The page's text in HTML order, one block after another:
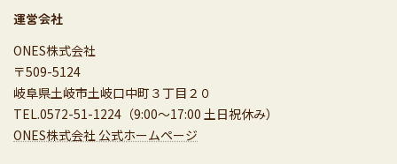
運営会社
ONES株式会社
〒509-5124
岐阜県土岐市土岐口中町３丁目２０
TEL.0572-51-1224（9:00～17:00 土日祝休み）
ONES株式会社 公式ホームページ